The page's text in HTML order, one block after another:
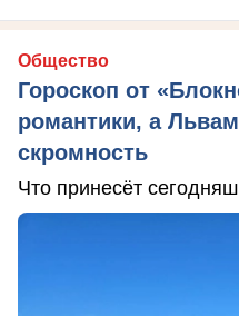
Общество
Гороскоп от
романтики, а
скромность
Что принесёт